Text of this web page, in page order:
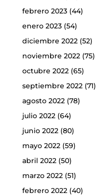
febrero 2023(44)
enero 2023(54)
diciembre 2022(52)
noviembre 2022(75)
octubre 2022(65)
septiembre 2022(71)
agosto 2022(78)
julio 2022(64)
junio 2022(80)
mayo 2022(59)
abril 2022(50)
marzo 2022(51)
febrero 2022(40)